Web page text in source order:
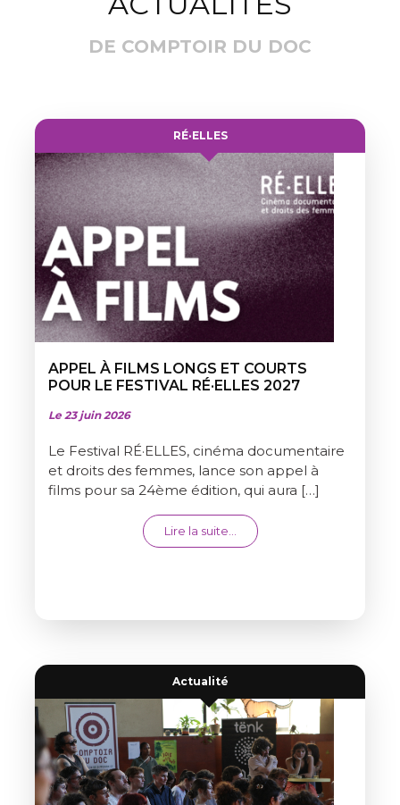
DE COMPTOIR DU DOC
RÉ·ELLES
APPEL À FILMS LONGS ET COURTS
POUR LE FESTIVAL RÉ·ELLES 2027
Le 23 juin 2026
Le Festival RÉ·ELLES, cinéma documentaire
et droits des femmes, lance son appel à
films pour sa 24ème édition, qui aura […]
Lire la suite… from APPEL À FILMS
Actualité